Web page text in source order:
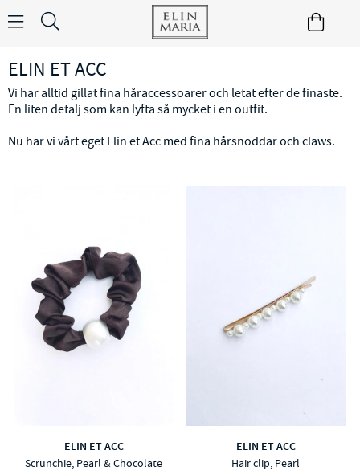
ELIN ET ACC
Vi har alltid gillat fina håraccessoarer och letat efter de finaste.
En liten detalj som kan lyfta så mycket i en outfit.
Nu har vi vårt eget Elin et Acc med fina hårsnoddar och claws.
ELIN ET ACC
Scrunchie, Pearl & Chocolate
ELIN ET ACC
Hair clip, Pearl